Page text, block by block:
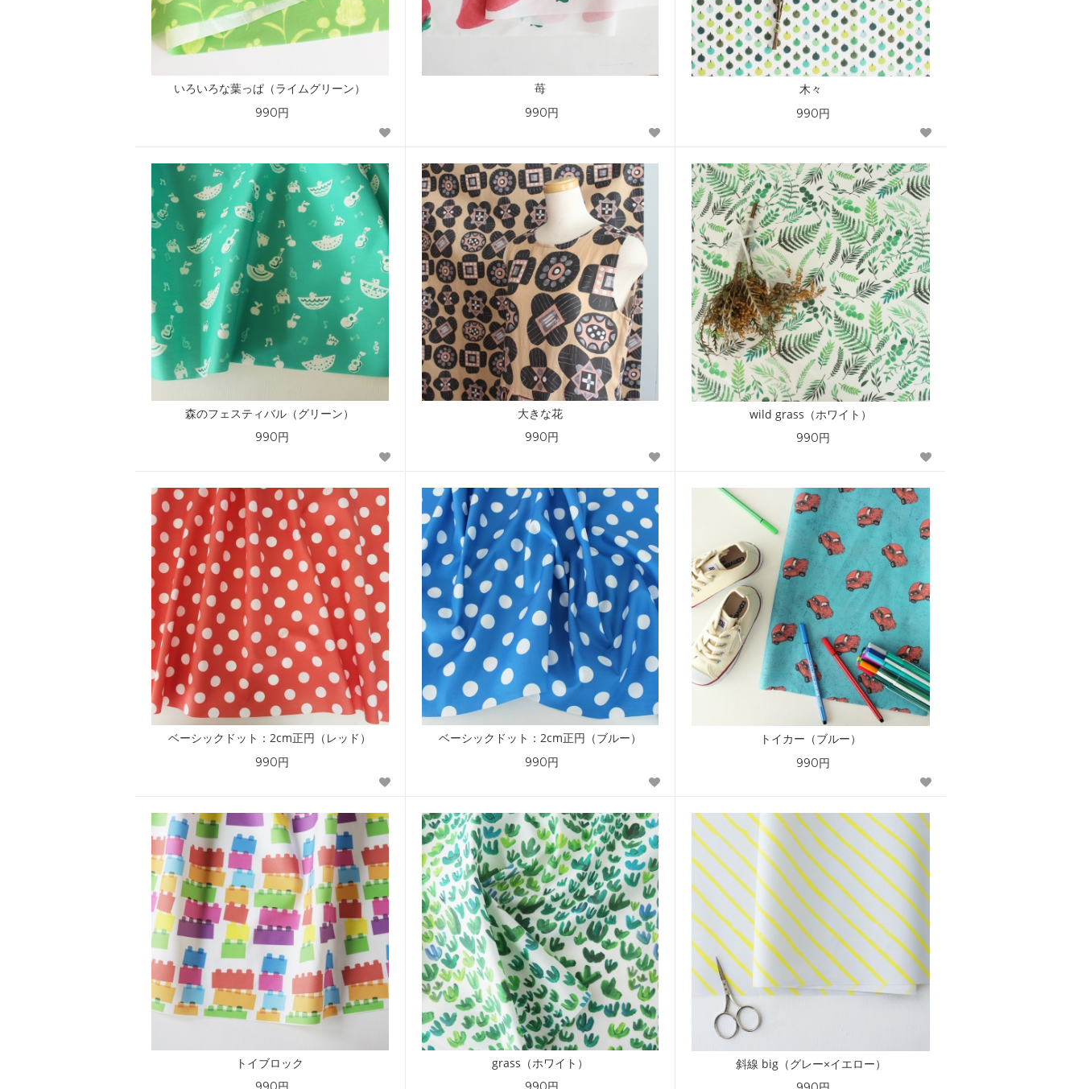
いろいろな葉っぱ（ライムグリーン）
990円
苺
990円
木々
990円
森のフェスティバル（グリーン）
990円
大きな花
990円
wild grass（ホワイト）
990円
ベーシックドット：2cm正円（レッド）
990円
ベーシックドット：2cm正円（ブルー）
990円
トイカー（ブルー）
990円
トイブロック grass（ホワイト） 斜線 big（グレー×イエロー）